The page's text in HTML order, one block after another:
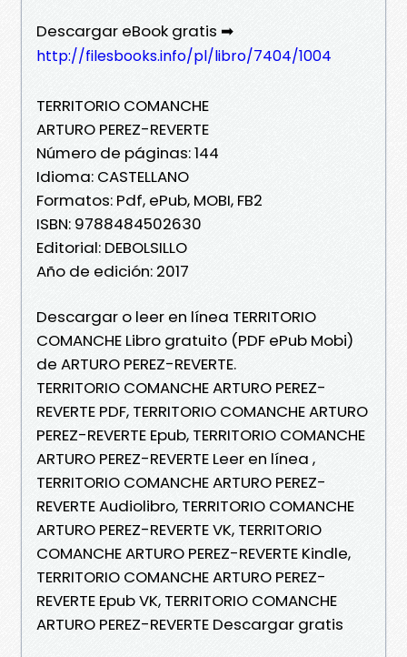
Descargar eBook gratis ➡
http://filesbooks.info/pl/libro/7404/1004
TERRITORIO COMANCHE
ARTURO PEREZ-REVERTE
Número de páginas: 144
Idioma: CASTELLANO
Formatos: Pdf, ePub, MOBI, FB2
ISBN: 9788484502630
Editorial: DEBOLSILLO
Año de edición: 2017
Descargar o leer en línea TERRITORIO
COMANCHE Libro gratuito (PDF ePub Mobi)
de ARTURO PEREZ-REVERTE.
TERRITORIO COMANCHE ARTURO PEREZ-
REVERTE PDF, TERRITORIO COMANCHE ARTURO
PEREZ-REVERTE Epub, TERRITORIO COMANCHE
ARTURO PEREZ-REVERTE Leer en línea ,
TERRITORIO COMANCHE ARTURO PEREZ-
REVERTE Audiolibro, TERRITORIO COMANCHE
ARTURO PEREZ-REVERTE VK, TERRITORIO
COMANCHE ARTURO PEREZ-REVERTE Kindle,
TERRITORIO COMANCHE ARTURO PEREZ-
REVERTE Epub VK, TERRITORIO COMANCHE
ARTURO PEREZ-REVERTE Descargar gratis